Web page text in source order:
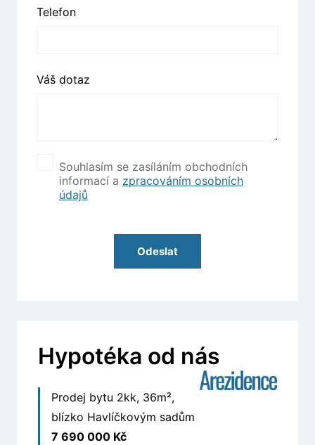
Telefon
Váš dotaz
Souhlasím se zasíláním obchodních
informací a zpracováním osobních
údajů
Odeslat
Hypotéka od nás
Prodej bytu 2kk, 36m²,
blízko Havlíčkovým sadům
7 690 000 Kč